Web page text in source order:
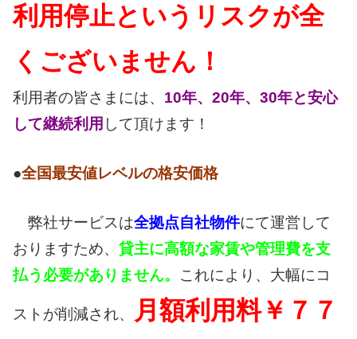
利用停止というリスクが全
くございません！
利用者の皆さまには、 10年、20年、30年と安心
して継続利用 して頂けます！
●全国最安値レベルの格安価格
弊社サービスは全拠点自社物件にて運営して
おりますため、 貸主に高額な家賃や管理費を支
払う必要がありません。 これにより、大幅にコ
ストが削減され、
月額利用料￥７７